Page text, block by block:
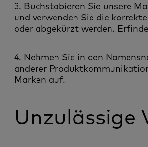
3. Buchstabieren Sie unsere
und verwenden Sie die
oder abgekürzt werden.
4. Nehmen Sie in den
anderer
Marken auf.
Unzulässige